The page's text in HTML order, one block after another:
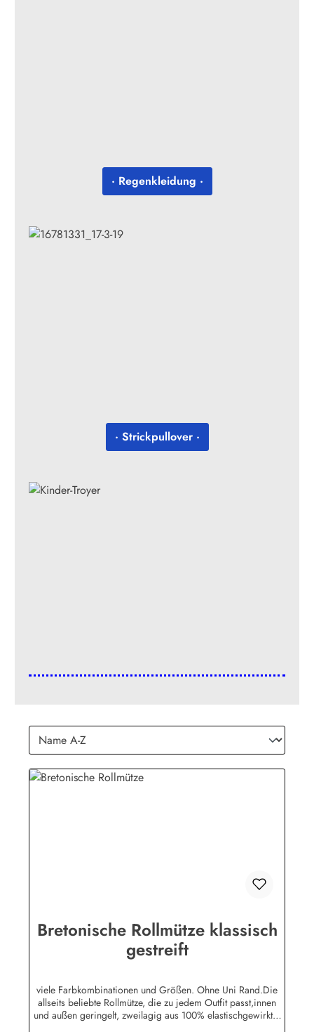
· Regenkleidung ·
· Strickpullover ·
Bretonische Rollmütze klassisch
gestreift
viele Farbkombinationen und Größen. Ohne Uni Rand.Die
allseits beliebte Rollmütze, die zu jedem Outfit passt,innen
und außen geringelt, zweilagig aus 100% elastischgewirkter